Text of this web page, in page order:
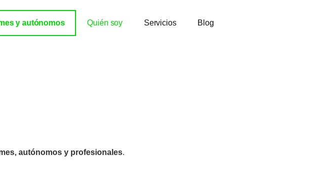
y autónomos Quién soy Servicios Blog
autónomos y profesionales.